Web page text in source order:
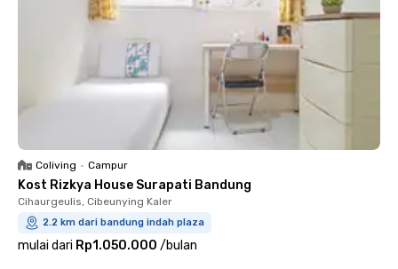
Coliving • Campur
Kost Rizkya House Surapati Bandung
Cihaurgeulis, Cibeunying Kaler
2.2 km dari bandung indah plaza
mulai dari Rp1.050.000 /bulan